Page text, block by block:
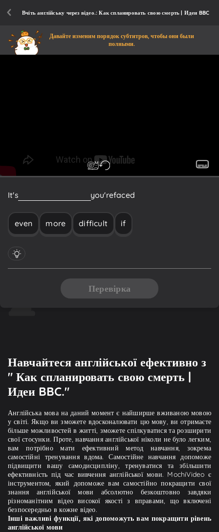
Вчіть англійську через відео.: Как спланировать свою смерть | Идеи BBC
Давайте изменим порядок субтитров, чтобы они были
полными.
It's you'refaced
even more difficult if
Перевірка
Навчайтеся англійської ефективно з
" Как спланировать свою смерть |
Идеи BBC."
Англійська мова на даний момент є найширше вживаною мовою
у світі. Якщо ви зможете вдосконалювати цю мову, ви отримаєте
більше можливостей в житті, зможете спілкуватися та розширити
свої стосунки. Проте, навчання англійської ніколи не було легким,
вам потрібно мати ефективний метод навчання, зокрема
самостійні тренування вдома. Самостійне навчання допоможе
підвищити вашу самодисципліну, тренуватися та збільшити
ефективність під час вивчення англійської мови. MochiVideo є
інструментом, який допоможе вам самостійно покращити свої
знання англійської мови абсолютно безкоштовно завдяки
різноманітним відео високої якості з вправами, що включені
безпосередньо в кожне відео.
Інші важливі функції, які допоможуть вам покращити рівень
англійської мови